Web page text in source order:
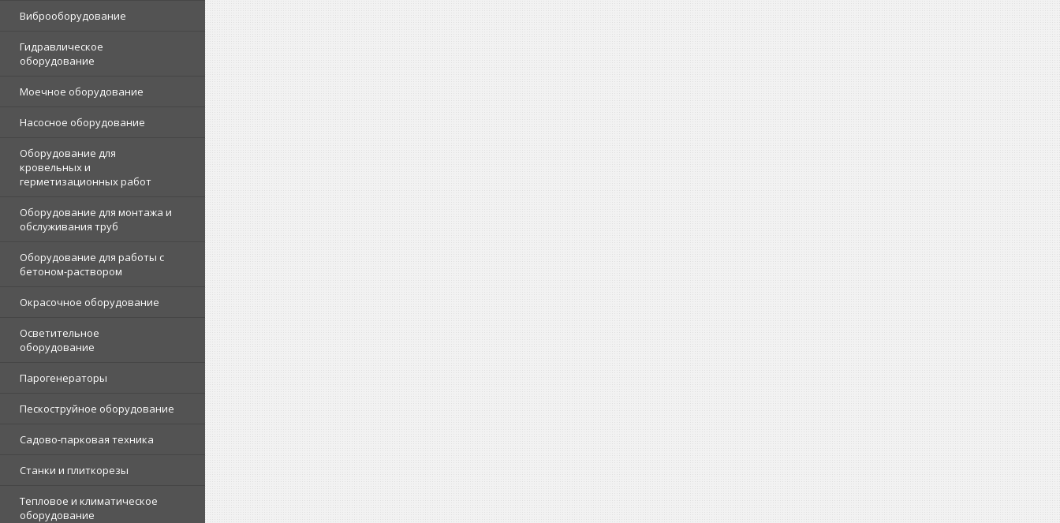
Виброоборудование
Гидравлическое
оборудование
Моечное оборудование
Насосное оборудование
Оборудование для
кровельных и
герметизационных работ
Оборудование для монтажа и
обслуживания труб
Оборудование для работы с
бетоном-раствором
Окрасочное оборудование
Осветительное
оборудование
Парогенераторы
Пескоструйное оборудование
Садово-парковая техника
Станки и плиткорезы
Тепловое и климатическое
оборудование